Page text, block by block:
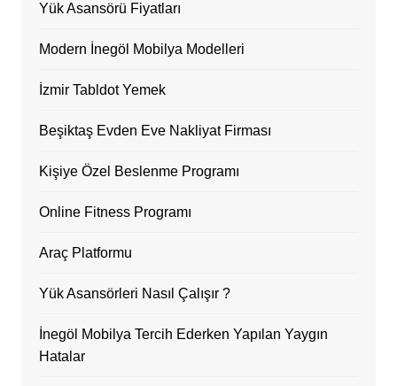
Yük Asansörü Fiyatları
Modern İnegöl Mobilya Modelleri
İzmir Tabldot Yemek
Beşiktaş Evden Eve Nakliyat Firması
Kişiye Özel Beslenme Programı
Online Fitness Programı
Araç Platformu
Yük Asansörleri Nasıl Çalışır ?
İnegöl Mobilya Tercih Ederken Yapılan Yaygın
Hatalar